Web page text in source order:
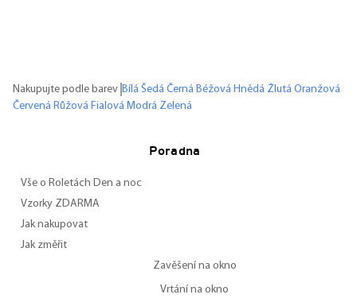
Nakupujte podle barev Bílá Šedá Černá Béžová Hnědá Žlutá Oranžová
Červená Růžová Fialová Modrá Zelená
Poradna
Vše o Roletách Den a noc
Vzorky ZDARMA
Jak nakupovat
Jak změřit
Zavěšení na okno
Vrtání na okno